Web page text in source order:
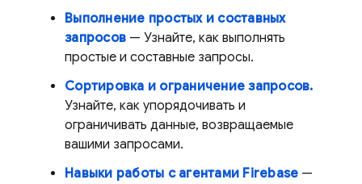
Выполнение простых и составных
запросов — Узнайте, как выполнять
простые и составные запросы.
Сортировка и ограничение запросов.
Узнайте, как упорядочивать и
ограничивать данные, возвращаемые
вашими запросами.
Навыки работы с агентами Firebase —